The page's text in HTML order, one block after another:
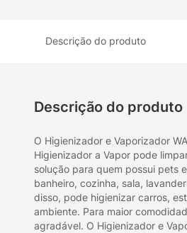
Descrição do produto
Descrição do produto
O Higienizador e Vaporizador
Higienizador a Vapor pode
solução para quem possui pets
banheiro, cozinha, sala,
disso, pode higienizar carros,
ambiente. Para maior
agradável. O Higienizador e